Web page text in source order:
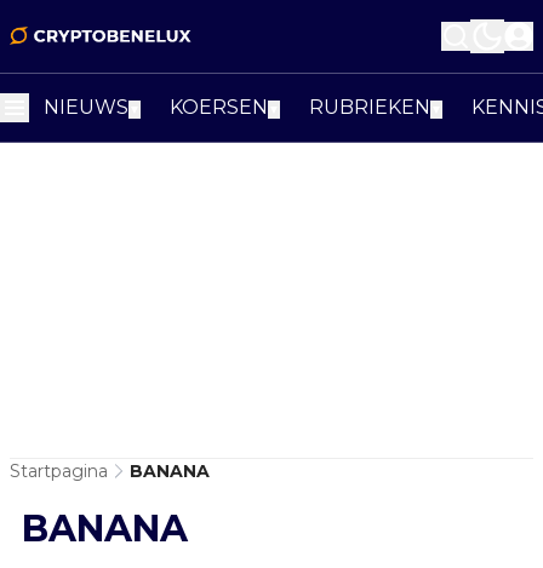
NIEUWS KOERSEN RUBRIEKEN
Startpagina BANANA
BANANA